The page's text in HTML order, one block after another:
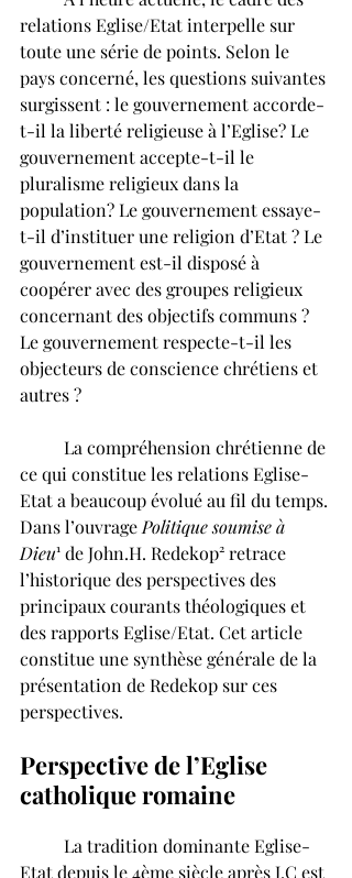
relations Eglise/Etat interpelle sur
toute une série de points. Selon le
pays concerné, les questions suivantes
surgissent : le gouvernement accorde-
t-il la liberté religieuse à l’Eglise? Le
gouvernement accepte-t-il le
pluralisme religieux dans la
population? Le gouvernement essaye-
t-il d’instituer une religion d’Etat ? Le
gouvernement est-il disposé à
coopérer avec des groupes religieux
concernant des objectifs communs ?
Le gouvernement respecte-t-il les
objecteurs de conscience chrétiens et
autres ?
ce qui constitue les relations Eglise-
Etat a beaucoup évolué au fil du temps.
Dans l’ouvrage Politique soumise à
Dieu¹ de John.H. Redekop² retrace
l’historique des perspectives des
principaux courants théologiques et
des rapports Eglise/Etat. Cet article
constitue une synthèse générale de la
présentation de Redekop sur ces
perspectives.
Perspective de l’Eglise
catholique romaine
Etat depuis le 4ème siècle après J.C est